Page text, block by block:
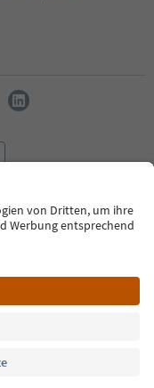
Privacy Policy
Cookie Policy